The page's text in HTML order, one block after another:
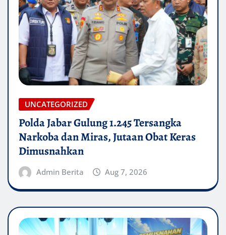
UNCATEGORIZED
Polda Jabar Gulung 1.245 Tersangka
Narkoba dan Miras, Jutaan Obat Keras
Dimusnahkan
Admin Berita Aug 7, 2026